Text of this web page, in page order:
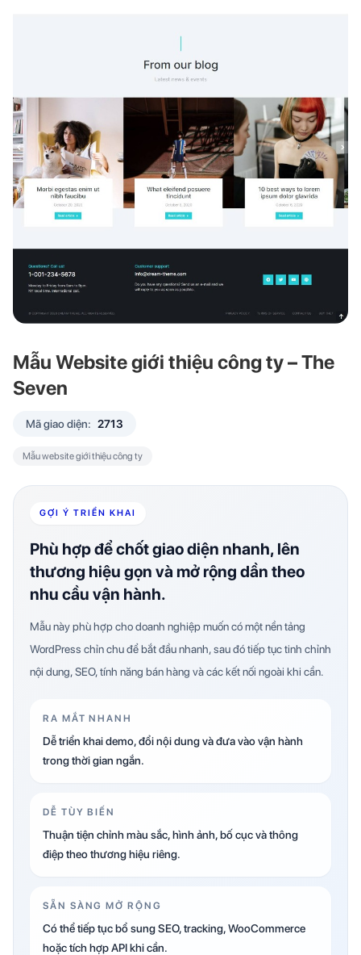
Mẫu Website giới thiệu công ty – The
Seven
Mã giao diện: 2713
Mẫu website giới thiệu công ty
GỢI Ý TRIỂN KHAI
Phù hợp để chốt giao diện nhanh, lên
thương hiệu gọn và mở rộng dần theo
nhu cầu vận hành.
Mẫu này phù hợp cho doanh nghiệp muốn có một nền tảng
WordPress chỉn chu để bắt đầu nhanh, sau đó tiếp tục tinh chỉnh
nội dung, SEO, tính năng bán hàng và các kết nối ngoài khi cần.
RA MẮT NHANH
Dễ triển khai demo, đổi nội dung và đưa vào vận hành
trong thời gian ngắn.
DỄ TÙY BIẾN
Thuận tiện chỉnh màu sắc, hình ảnh, bố cục và thông
điệp theo thương hiệu riêng.
SẴN SÀNG MỞ RỘNG
Có thể tiếp tục bổ sung SEO, tracking, WooCommerce
hoặc tích hợp API khi cần.